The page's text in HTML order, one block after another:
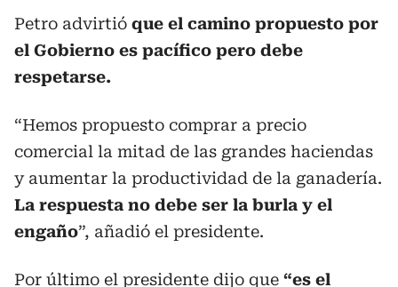
Petro advirtió que el camino propuesto por
el Gobierno es pacífico pero debe
respetarse.
“Hemos propuesto comprar a precio
comercial la mitad de las grandes haciendas
y aumentar la productividad de la ganadería.
La respuesta no debe ser la burla y el
engaño”, añadió el presidente.
Por último el presidente dijo que “es el